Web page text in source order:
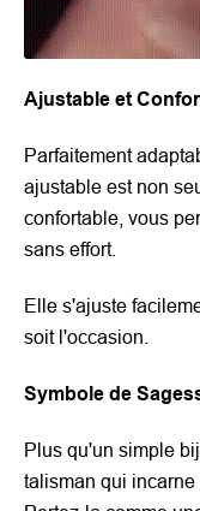
Ajustable et
Parfaitement
ajustable est non
confortable, vous
sans effort.
Elle s'ajuste
soit l'occasion.
Symbole de
Plus qu'un simple
talisman qui incarne